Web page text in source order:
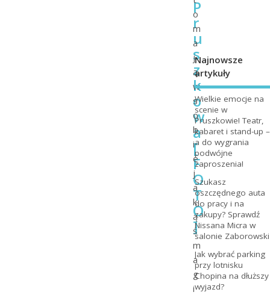
P
r
u
s
z
k
o
w
a
[
F
O
T
O
]
o
m
a
j
ą
w
s
o
b
i
e
j
a
k
ą
ś
m
a
g
i
Najnowsze
artykuły
Wielkie emocje na
scenie w
Pruszkowie! Teatr,
kabaret i stand-up –
a do wygrania
podwójne
zaproszenia!
Szukasz
oszczędnego auta
do pracy i na
zakupy? Sprawdź
Nissana Micra w
salonie Zaborowski
Jak wybrać parking
przy lotnisku
Chopina na dłuższy
wyjazd?